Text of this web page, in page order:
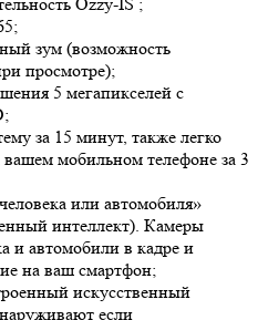
Ozzy-IS ;
зум (возможность
просмотре);
5 мегапикселей с
за 15 минут, также легко
мобильном телефоне за 3
или автомобиля»
интеллект). Камеры
и автомобили в кадре и
на ваш смартфон;
искусственный
если